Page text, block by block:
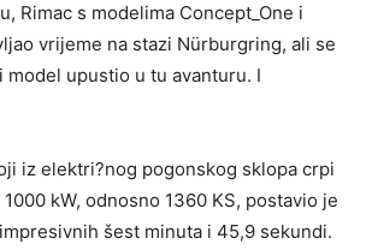
Rimac s modelima Concept_One i
vrijeme na stazi Nürburgring, ali se
model upustio u tu avanturu. I
iz elektri?nog pogonskog sklopa crpi
kW, odnosno 1360 KS, postavio je
šest minuta i 45,9 sekundi.